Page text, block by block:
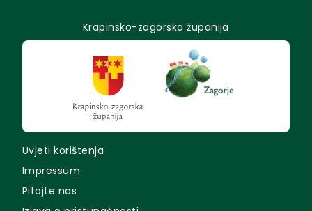
Krapinsko-zagorska županija
Uvjeti korištenja
Impressum
Pitajte nas